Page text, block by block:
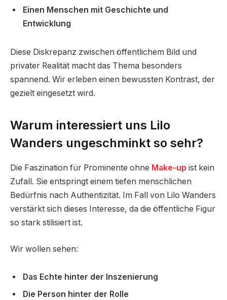
Einen Menschen mit Geschichte und
Entwicklung
Diese Diskrepanz zwischen öffentlichem Bild und
privater Realität macht das Thema besonders
spannend. Wir erleben einen bewussten Kontrast, der
gezielt eingesetzt wird.
Warum interessiert uns Lilo
Wanders ungeschminkt so sehr?
Die Faszination für Prominente ohne Make-up ist kein
Zufall. Sie entspringt einem tiefen menschlichen
Bedürfnis nach Authentizität. Im Fall von Lilo Wanders
verstärkt sich dieses Interesse, da die öffentliche Figur
so stark stilisiert ist.
Wir wollen sehen:
Das Echte hinter der Inszenierung
Die Person hinter der Rolle